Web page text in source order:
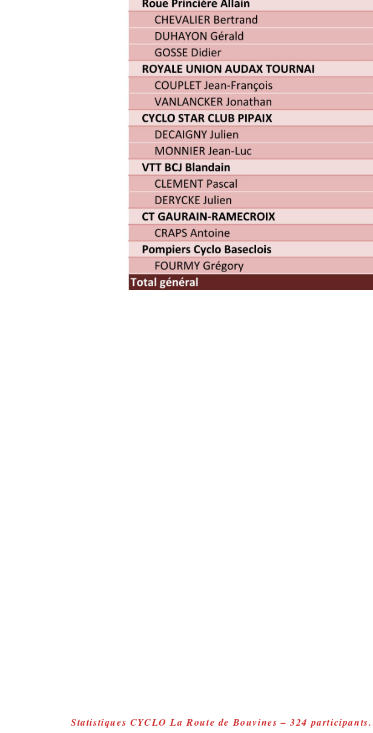
Statistiques CYCLO La Route de Bouvines – 324 participants.